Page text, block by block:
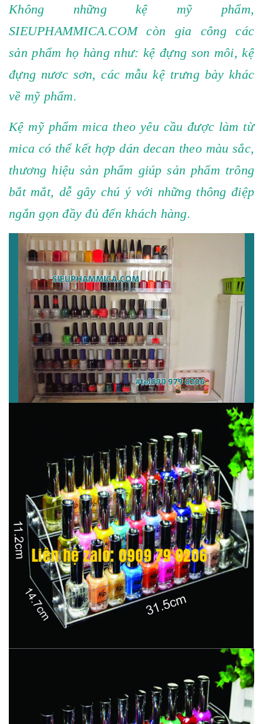
Không những kệ mỹ phẩm,
SIEUPHAMMICA.COM còn gia công các
sản phẩm họ hàng như: kệ đựng son môi, kệ
đựng nươc sơn, các mẫu kệ trưng bày khác
về mỹ phẩm.
Kệ mỹ phẩm mica theo yêu cầu được làm từ
mica có thể kết hợp dán decan theo màu sắc,
thương hiệu sản phẩm giúp sản phẩm trông
bắt mắt, dễ gây chú ý với những thông điệp
ngắn gọn đầy đủ đến khách hàng.